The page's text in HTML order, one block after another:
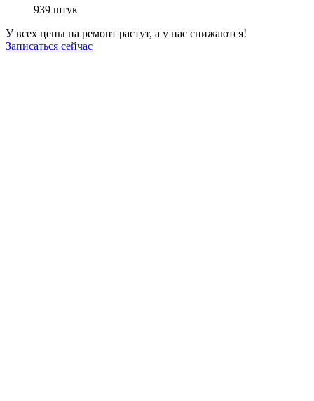
939 штук
У всех цены на ремонт растут, а у нас снижаются!
Записаться сейчас